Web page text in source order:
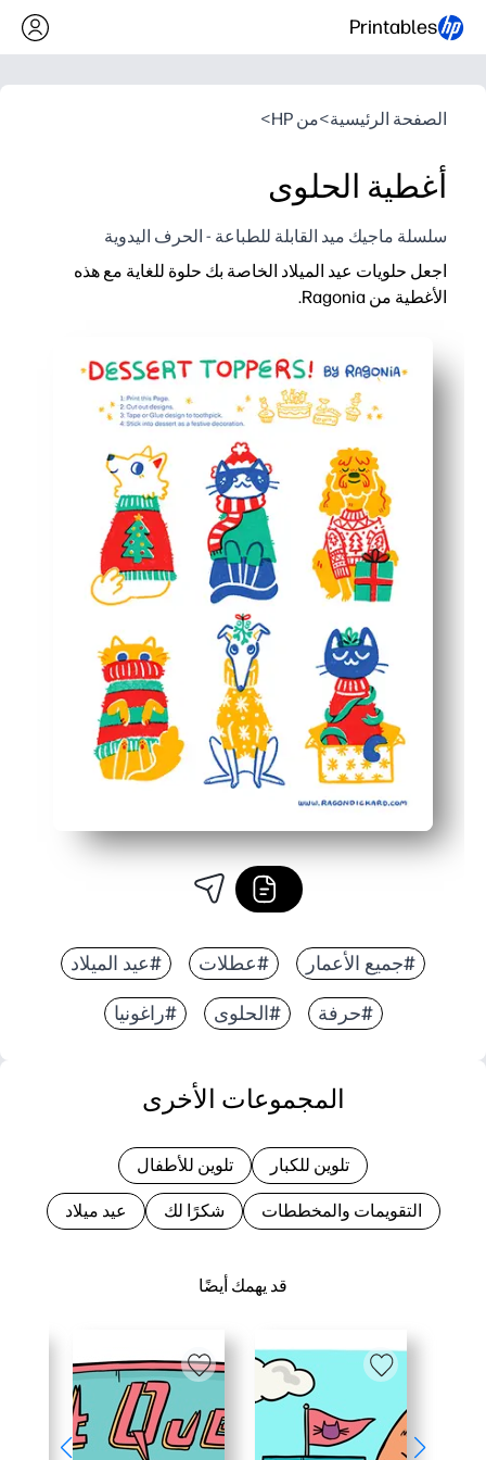
Printables
الصفحة الرئيسية>من HP >
أغطية الحلوى
سلسلة ماجيك ميد القابلة للطباعة - الحرف اليدوية
اجعل حلويات عيد الميلاد الخاصة بك حلوة للغاية مع هذه
الأغطية من Ragonia.
تضيف لمسة احتفالية مصقولة إلى الكب كيك والبراونيز وأكواب
حرفة مناسبة للأطفال - تسمح للأطفال بالمساعدة في قص
مثالي للحفلات الصفية ومبيعات المخبوزات والتجمعات
#جميع الأعمار #عطلات #عيد الميلاد
#حرفة #الحلوى #راغونيا
قد يهمك أيضًا
المجموعات الأخرى
تلوين للكبار تلوين للأطفال
التقويمات والمخططات شكرًا لك عيد ميلاد